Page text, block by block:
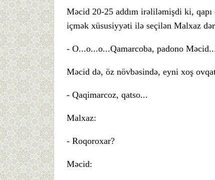
Məcid 20-25 addım irəliləmişdi ki, qapı
içmək xüsusiyyəti ilə seçilən Malxaz
- O...o...o...Qamarcoba, padono
Məcid də, öz növbəsində, eyni xoş
- Qaqimarcoz, qatso...
Malxaz:
- Roqoroxar?
Məcid: